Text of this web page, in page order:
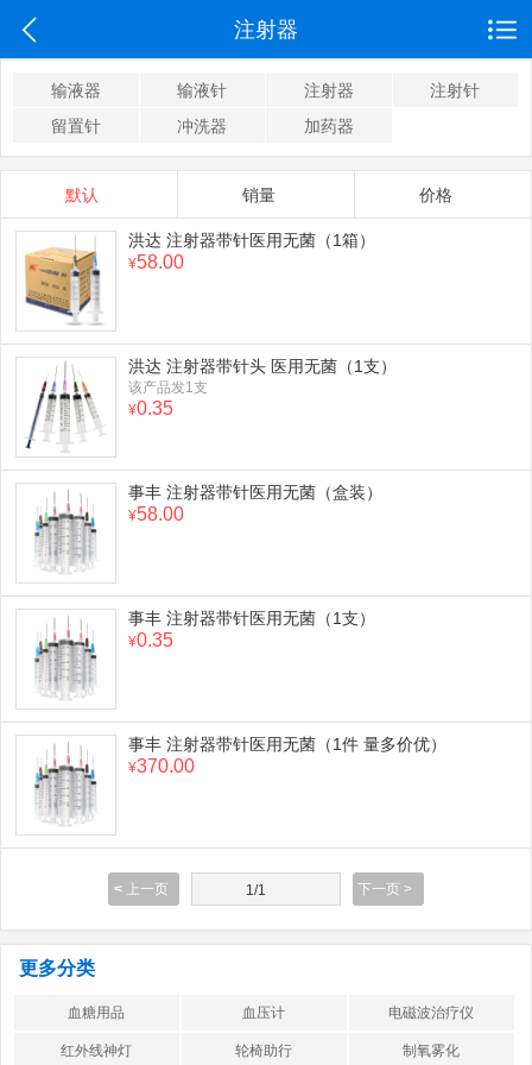
注射器
输液器 输液针 注射器
注射针
留置针
冲洗器 加药器
默认 销量 价格
洪达 注射器带针医用无菌（1箱）
¥58.00
洪达 注射器带针头 医用无菌（1支）
该产品发1支
¥0.35
事丰 注射器带针医用无菌（盒装）
¥58.00
事丰 注射器带针医用无菌（1支）
¥0.35
事丰 注射器带针医用无菌（1件 量多价优）
¥370.00
< 上一页 1/1 下一页 >
更多分类
血糖用品 血压计 电磁波治疗仪
红外线神灯 轮椅助行 制氧雾化